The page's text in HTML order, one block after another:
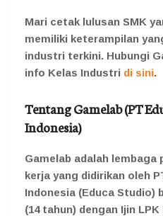
Mari cetak lulusan SMK
memiliki keterampilan
industri terkini. Hubungi
info Kelas Industri di sini.
Tentang Gamelab (PT
Indonesia)
Gamelab adalah lembaga
kerja yang didirikan oleh
Indonesia (Educa Studio)
(14 tahun) dengan Ijin